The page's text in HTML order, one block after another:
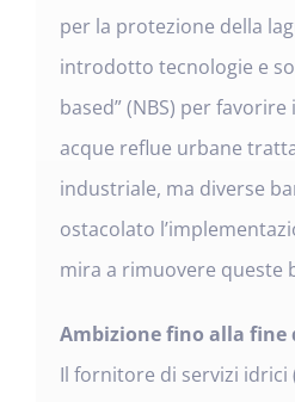
per la protezione della
introdotto tecnologie e
based” (NBS) per
acque reflue urbane
industriale, ma diverse
ostacolato
mira a rimuovere queste
Ambizione fino alla fine
Il fornitore di servizi idrici